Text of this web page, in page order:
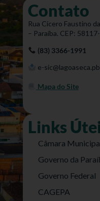
Contato
Rua Cícero Faustino
– Paraíba. CEP:
(83) 3366-1991
e-
Mapa do Site
Links
Câmara
Governo da
Governo Federal
CAGEPA